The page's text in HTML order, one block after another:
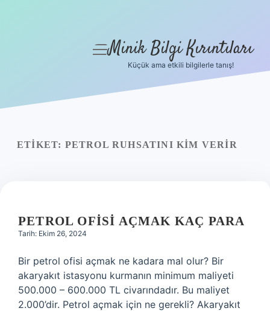
Yasal Uyarı
menüyü
Minik Bilgi Kırıntıları
Küçük ama etkili bilgilerle tanış!
ETIKET: PETROL RUHSATINI KIM VERIR
PETROL OFISI AÇMAK KAÇ PARA
Tarih: Ekim 26, 2024
Bir petrol ofisi açmak ne kadara mal olur? Bir
akaryakıt istasyonu kurmanın minimum maliyeti
500.000 – 600.000 TL civarındadır. Bu maliyet
2.000’dir. Petrol açmak için ne gerekli? Akaryakıt